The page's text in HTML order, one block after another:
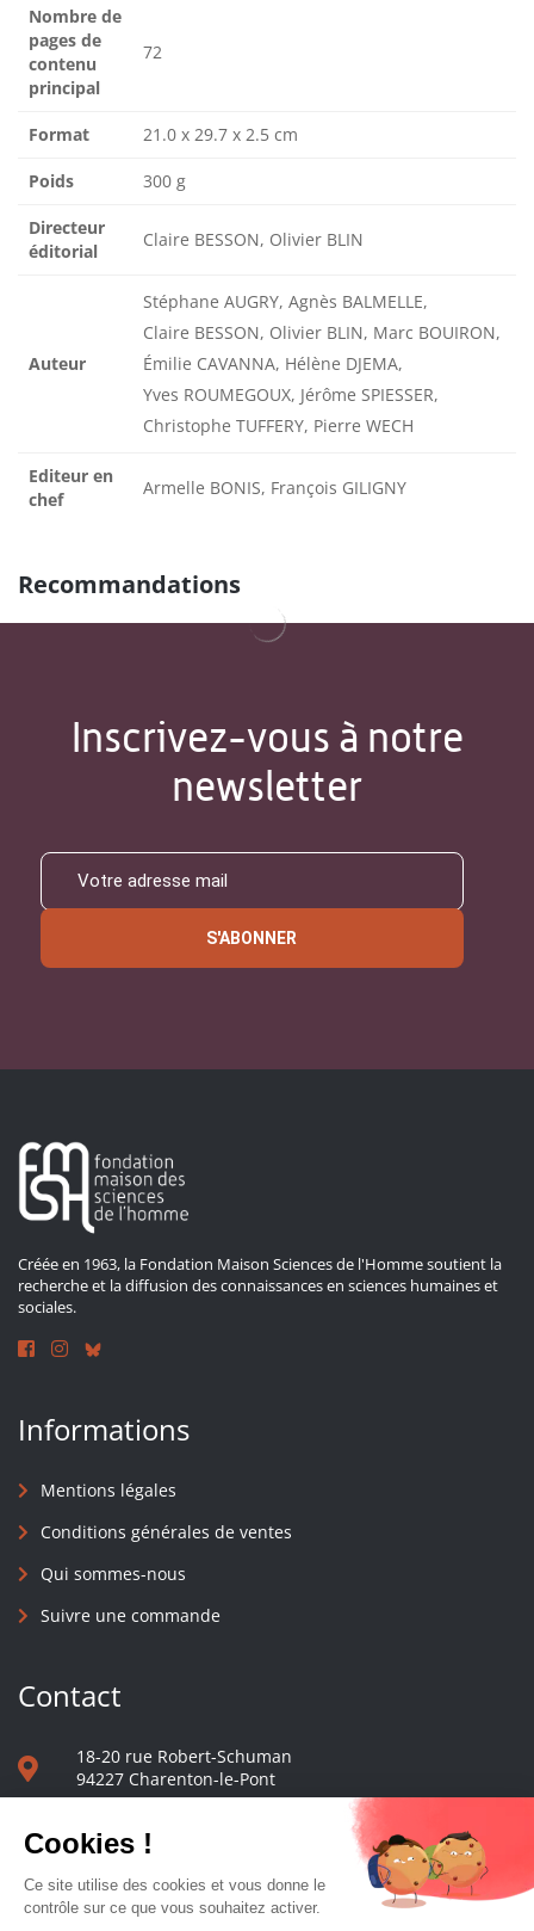
Nombre de
pages de
contenu
principal
72
Format 21.0 x 29.7 x 2.5 cm
Poids 300 g
Directeur
éditorial
Claire BESSON, Olivier BLIN
Auteur
Stéphane AUGRY, Agnès BALMELLE,
Claire BESSON, Olivier BLIN, Marc BOUIRON,
Émilie CAVANNA, Hélène DJEMA,
Yves ROUMEGOUX, Jérôme SPIESSER,
Christophe TUFFERY, Pierre WECH
Editeur en
chef
Armelle BONIS, François GILIGNY
Recommandations
Inscrivez-vous à notre
newsletter
S'ABONNER
Créée en 1963, la Fondation Maison Sciences de l'Homme soutient la
recherche et la diffusion des connaissances en sciences humaines et
sociales.
Informations
Mentions légales
Conditions générales de ventes
Qui sommes-nous
Suivre une commande
Contact
18-20 rue Robert-Schuman
94227 Charenton-le-Pont